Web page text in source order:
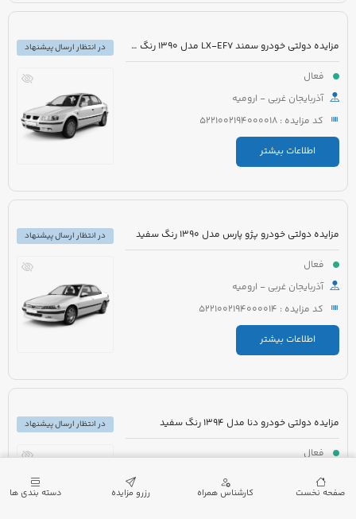
مزایده دولتی خودرو سمند LX-EF7 مدل 1390 رنگ سفید
فعال
آذربایجان غربی - ارومیه
کد مزایده : 5221002194000018
اطلاعات بیشتر
در انتظار ارسال پیشنهاد
مزایده دولتی خودرو پژو پارس مدل 1390 رنگ سفید
فعال
آذربایجان غربی - ارومیه
کد مزایده : 5221002194000014
اطلاعات بیشتر
در انتظار ارسال پیشنهاد
مزایده دولتی خودرو دنا مدل 1394 رنگ سفید
فعال
آذربایجان غربی - ارومیه
کد مزایده : 5221002194000009
در انتظار ارسال پیشنهاد
صفحه نخست کارشناس همراه رزرو مزایده دسته بندی ها